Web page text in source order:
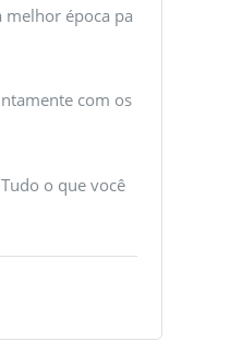
época pa
com os
o que você